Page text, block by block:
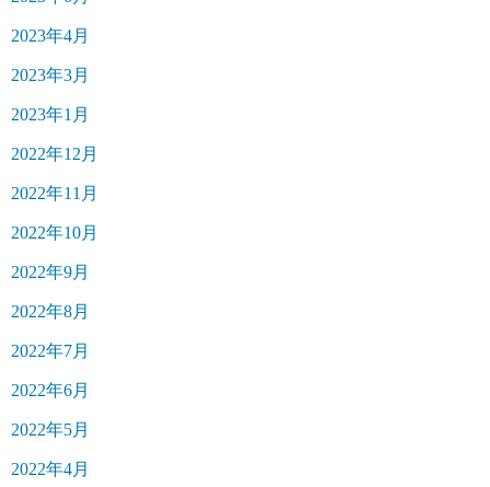
2023年4月
2023年3月
2023年1月
2022年12月
2022年11月
2022年10月
2022年9月
2022年8月
2022年7月
2022年6月
2022年5月
2022年4月